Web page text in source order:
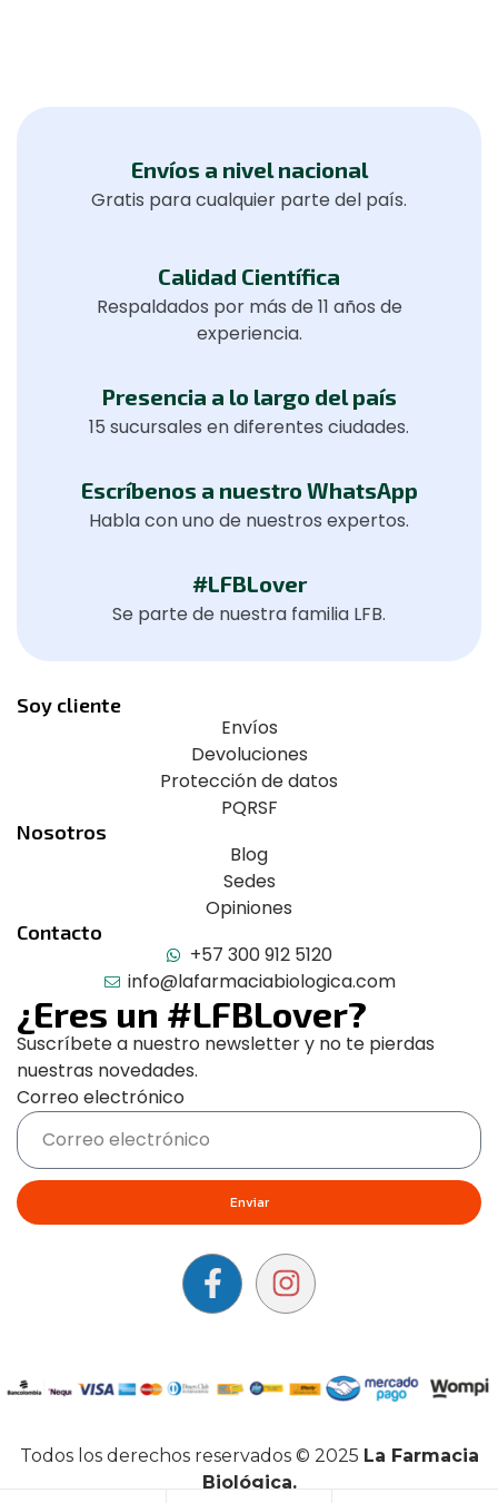
Envíos a nivel nacional
Gratis para cualquier parte del país.
Calidad Científica
Respaldados por más de 11 años de
experiencia.
Presencia a lo largo del país
15 sucursales en diferentes ciudades.
Escríbenos a nuestro WhatsApp
Habla con uno de nuestros expertos.
#LFBLover
Se parte de nuestra familia LFB.
Soy cliente
Envíos
Devoluciones
Protección de datos
PQRSF
Nosotros
Blog
Sedes
Opiniones
Contacto
+57 300 912 5120
info@lafarmaciabiologica.com
¿Eres un #LFBLover?
Suscríbete a nuestro newsletter y no te pierdas
nuestras novedades.
Correo electrónico
Enviar
Todos los derechos reservados © 2025 La Farmacia
Biológica.